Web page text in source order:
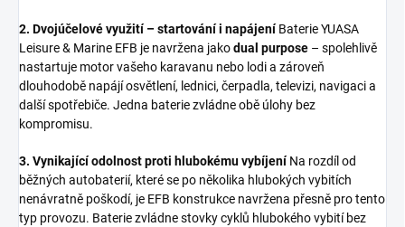
2. Dvojúčelové využití – startování i napájeníBaterie YUASA
Leisure & Marine EFB je navržena jakodual purpose – spolehlivě
nastartuje motor vašeho karavanu nebo lodi a zároveň
dlouhodobě napájí osvětlení, lednici, čerpadla, televizi, navigaci a
další spotřebiče. Jedna baterie zvládne obě úlohy bez
kompromisu.
3. Vynikající odolnost proti hlubokému vybíjeníNa rozdíl od
běžných autobaterií, které se po několika hlubokých vybitích
nenávratně poškodí, je EFB konstrukce navržena přesně pro tento
typ provozu. Baterie zvládne stovky cyklů hlubokého vybití bez